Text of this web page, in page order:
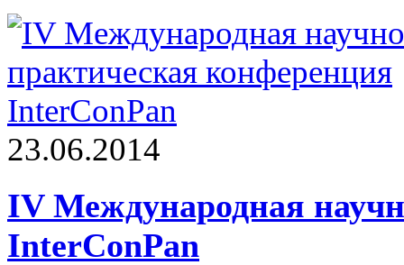
23.06.2014
IV Международная
InterConPan